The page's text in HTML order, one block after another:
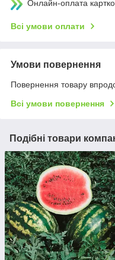
Онлайн-оплата
Всі умови оплати
Умови повернення
Повернення товару
Всі умови повернення
Подібні товари